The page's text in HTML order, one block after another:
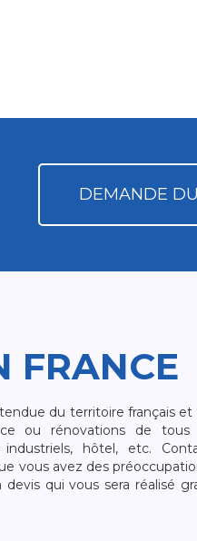
DEMANDE
FRANCE
du territoire français
ou rénovations de
industriels, hôtel, etc.
vous avez des
qui vous sera réalisé